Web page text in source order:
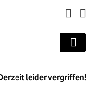
leider vergriffen!